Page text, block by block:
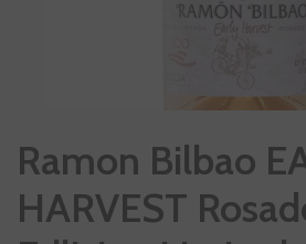
Ramon Bilbao
HARVEST